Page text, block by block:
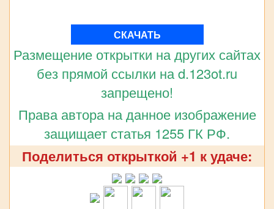
СКАЧАТЬ
Размещение открытки на других сайтах
без прямой ссылки на d.123ot.ru
запрещено!
Права автора на данное изображение
защищает статья 1255 ГК РФ.
Поделиться открыткой +1 к удаче: